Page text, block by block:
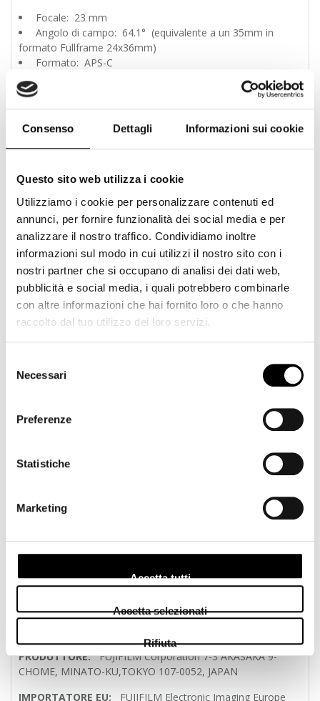
Consenso Dettagli Informazioni sui cookie
Questo sito web utilizza i cookie
Utilizziamo i cookie per personalizzare contenuti ed
annunci, per fornire funzionalità dei social media e per
analizzare il nostro traffico. Condividiamo inoltre
informazioni sul modo in cui utilizzi il nostro sito con i
nostri partner che si occupano di analisi dei dati web,
pubblicità e social media, i quali potrebbero combinarle
con altre informazioni che hai fornito loro o che hanno
raccolto dal tuo utilizzo dei loro servizi.
delNecessari
Preferenze
Statistiche
Marketing
Accetta tutti
Accetta selezionati
Rifiuta
Focale: 23 mm
Angolo di campo: 64.1° (equivalente a un 35mm in
formato Fullframe 24x36mm)
Formato: APS-C
Lamelle diaframma: 9
Lenti/Gruppi: 10 elementi in 6 gruppi
Min. distanza fuoco: 0.22 metri
Rapporto riproduzione: 0.13x
Messa a fuoco: Stepper Motor
Messa a fuoco interna: Si
Anello treppiede: No
Moltiplicatori: Non compatibile
Diametro filtri: 43 mm
Paraluce: In dotazione
Fujinon XF 23mm F2 R WR
Tappo obiettivo anteriore 43 mm
Paraluce
Panno di protezione
Certificato garanzia Fujifilm Italia
Polaroid filtro UV 43 mm Multi Coated
MADE IN PHILIPPINES
Link al Produttore
INFORMAZIONI SULLA SICUREZZA DEL PRODOTTO E DEL
PRODUTTORE:FUJIFILM Corporation 7-3 AKASAKA 9-
CHOME, MINATO-KU,TOKYO 107-0052, JAPAN
IMPORTATORE EU: FUJIFILM Electronic Imaging Europe